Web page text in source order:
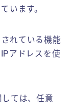
います。
れている機能
アドレスを使
ては、任意